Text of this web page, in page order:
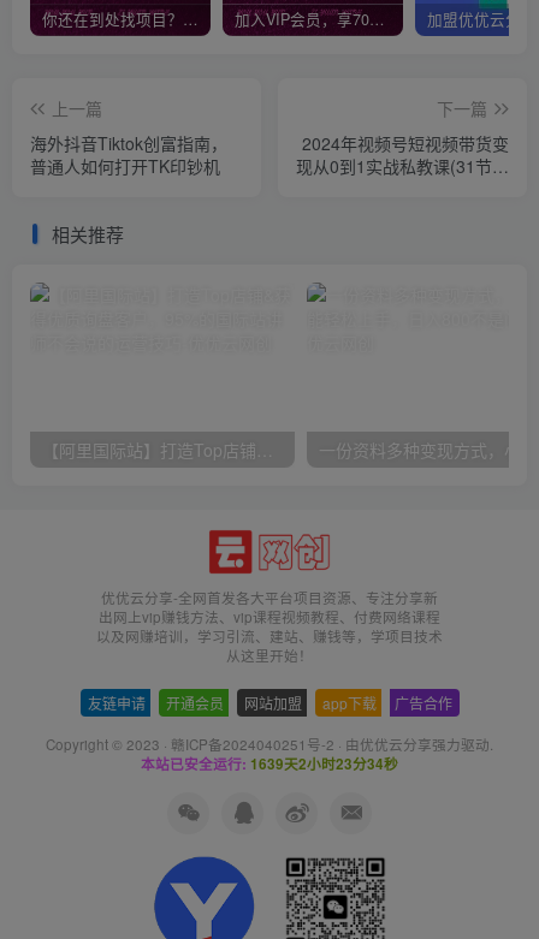
你还在到处找项目？还在当韭菜？我靠网创资源站一个月收入5万+，曾经我也是个失败者。 加入VIP会员，享70%的推广提成，免费学习多种网上创业课程，菜鸟秒变大神！
上一篇
海外抖音Tiktok创富指南，
普通人如何打开TK印钞机
下一篇
2024年视频号短视频带货变
现从0到1实战私教课(31节视
相关推荐
优优云分享-全网首发各大平台项目资源、专注分享新
出网上vip赚钱方法、vip课程视频教程、付费网络课程
以及网赚培训，学习引流、建站、赚钱等，学项目技术
从这里开始！
友链申请 开通会员 网站加盟 app下载 广告合作
Copyright © 2023 · 赣ICP备2024040251号-2 · 由优优云分享强力驱动.
本站已安全运行: 1639天2小时23分34秒